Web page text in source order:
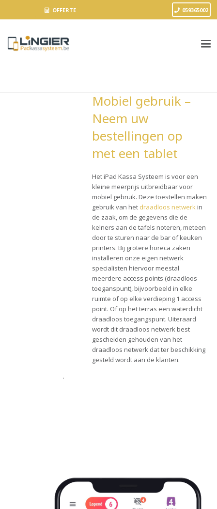
OFFERTE 059365002
Mobiel gebruik –
Neem uw
bestellingen op
met een tablet
Het iPad Kassa Systeem is voor een
kleine meerprijs uitbreidbaar voor
mobiel gebruik. Deze toestellen maken
gebruik van het draadloos netwerk in
de zaak, om de gegevens die de
kelners aan de tafels noteren, meteen
door te sturen naar de bar of keuken
printers. Bij grotere horeca zaken
installeren onze eigen netwerk
specialisten hiervoor meestal
meerdere access points (draadloos
toeganspunt), bijvoorbeeld in elke
ruimte of op elke verdieping 1 access
point. Of op het terras een waterdicht
draadloos toegangspunt. Uiteraard
wordt dit draadloos netwerk best
gescheiden gehouden van het
draadloos netwerk dat ter beschikking
gesteld wordt aan de klanten.
.